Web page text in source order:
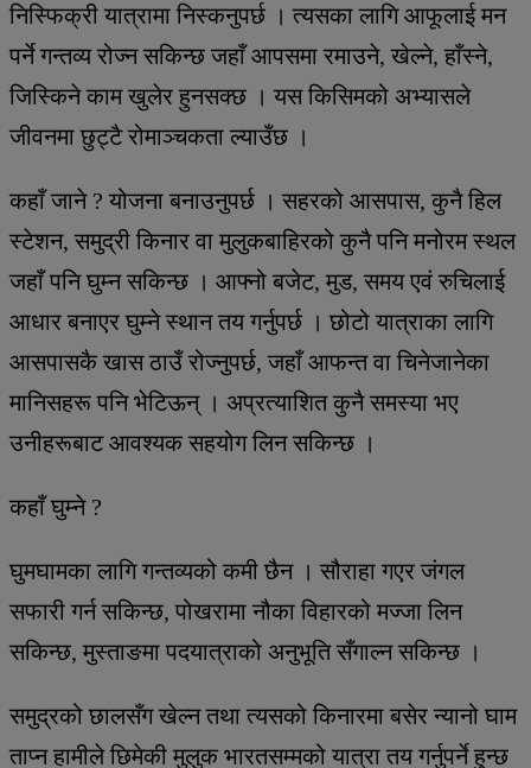
निस्फिक्री यात्रामा निस्कनुपर्छ । त्यसका लागि आफूलाई मन
पर्ने गन्तव्य रोज्न सकिन्छ जहाँ आपसमा रमाउने, खेल्ने, हाँस्ने,
जिस्किने काम खुलेर हुनसक्छ । यस किसिमको अभ्यासले
जीवनमा छुट्टै रोमाञ्चकता ल्याउँछ ।
कहाँ जाने ? योजना बनाउनुपर्छ । सहरको आसपास, कुनै हिल
स्टेशन, समुद्री किनार वा मुलुकबाहिरको कुनै पनि मनोरम स्थल
जहाँ पनि घुम्न सकिन्छ । आफ्नो बजेट, मुड, समय एवं रुचिलाई
आधार बनाएर घुम्ने स्थान तय गर्नुपर्छ । छोटो यात्राका लागि
आसपासकै खास ठाउँ रोज्नुपर्छ, जहाँ आफन्त वा चिनेजानेका
मानिसहरू पनि भेटिऊन् । अप्रत्याशित कुनै समस्या भए
उनीहरूबाट आवश्यक सहयोग लिन सकिन्छ ।
कहाँ घुम्ने ?
घुमघामका लागि गन्तव्यको कमी छैन । सौराहा गएर जंगल
सफारी गर्न सकिन्छ, पोखरामा नौका विहारको मज्जा लिन
सकिन्छ, मुस्ताङमा पदयात्राको अनुभूति सँगाल्न सकिन्छ ।
समुद्रको छालसँग खेल्न तथा त्यसको किनारमा बसेर न्यानो घाम
ताप्न हामीले छिमेकी मुलुक भारतसम्मको यात्रा तय गर्नुपर्ने हुन्छ